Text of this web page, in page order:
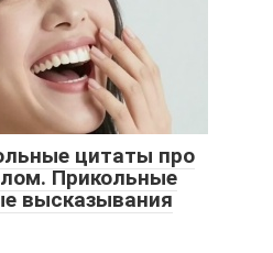
цитаты про
Прикольные
высказывания